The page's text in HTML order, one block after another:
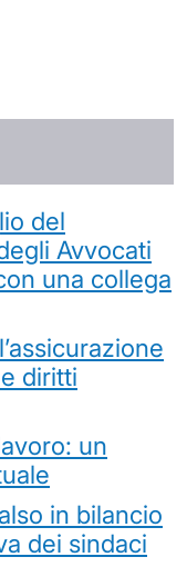
del
Avvocati
una collega
diritti
un
in bilancio
dei sindaci